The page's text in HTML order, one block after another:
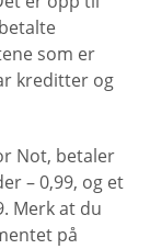
som er
kreditter og
Not, betaler
– 0,99, og et
Merk at du
på